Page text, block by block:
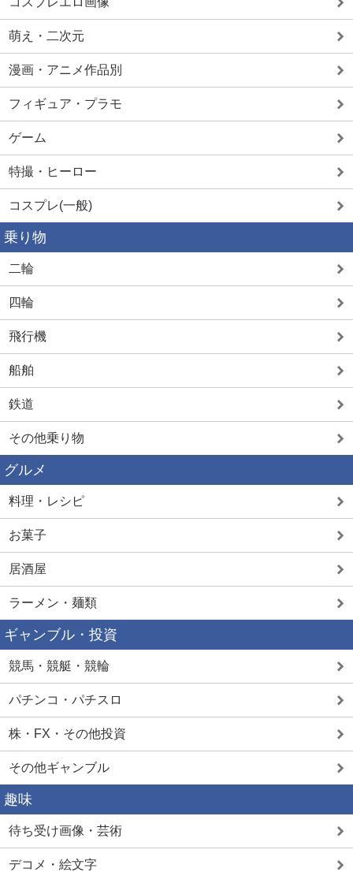
萌え・二次元
漫画・アニメ作品別
フィギュア・プラモ
ゲーム
特撮・ヒーロー
コスプレ(一般)
乗り物
二輪
四輪
飛行機
船舶
鉄道
その他乗り物
グルメ
料理・レシピ
お菓子
居酒屋
ラーメン・麺類
ギャンブル・投資
競馬・競艇・競輪
パチンコ・パチスロ
株・FX・その他投資
その他ギャンブル
趣味
待ち受け画像・芸術
デコメ・絵文字